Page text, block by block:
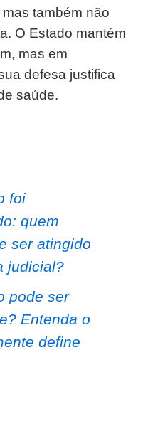
também não
O Estado mantém
mas em
defesa justifica
saúde.
foi
quem
ser atingido
judicial?
pode ser
Entenda o
define